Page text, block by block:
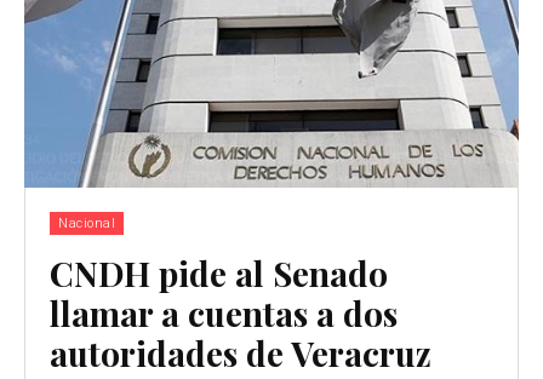
Nacional
CNDH pide al Senado
llamar a cuentas a dos
autoridades de Veracruz